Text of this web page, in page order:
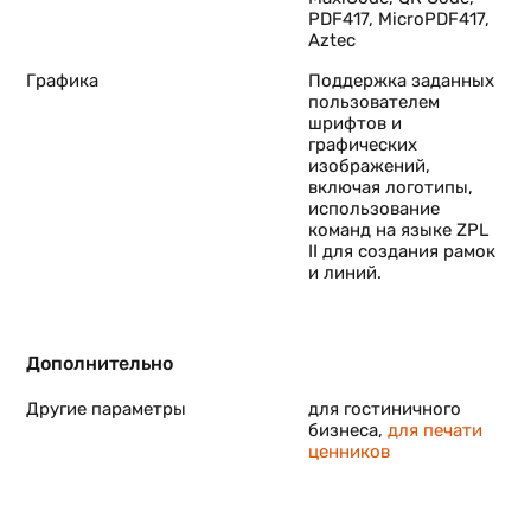
PDF417, MicroPDF417,
Aztec
Графика
Поддержка заданных
пользователем
шрифтов и
графических
изображений,
включая логотипы,
использование
команд на языке ZPL
II для создания рамок
и линий.
Дополнительно
Другие параметры
для гостиничного
бизнеса, для печати
ценников